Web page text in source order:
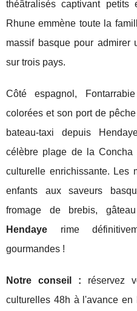
théâtralisés captivant
Rhune emmène toute la
massif basque pour admirer
sur trois pays.
Côté espagnol,
colorées et son port de
bateau-taxi depuis
célèbre plage de la Concha
culturelle enrichissante. Les
enfants aux saveurs
fromage de brebis,
Hendaye rime
gourmandes !
Notre conseil : réservez
culturelles 48h à l'avance en